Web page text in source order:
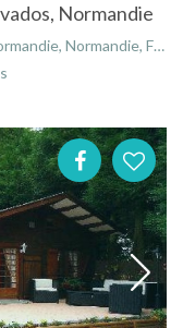
Normandie
Normandie, France